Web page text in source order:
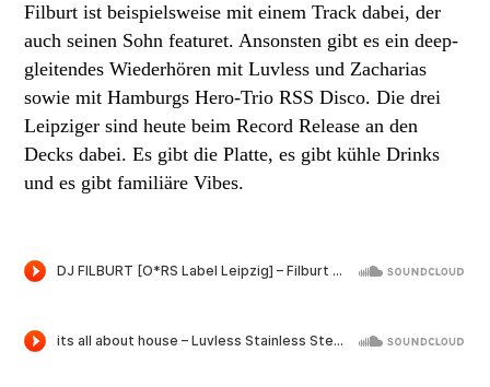
Filburt ist beispielsweise mit einem Track dabei, der
auch seinen Sohn featuret. Ansonsten gibt es ein deep-
gleitendes Wiederhören mit Luvless und Zacharias
sowie mit Hamburgs Hero-Trio RSS Disco. Die drei
Leipziger sind heute beim Record Release an den
Decks dabei. Es gibt die Platte, es gibt kühle Drinks
und es gibt familiäre Vibes.